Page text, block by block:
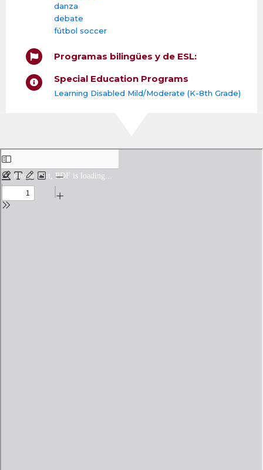
danza
debate
fútbol soccer
Programas bilingües y de ESL:
Special Education Programs
Learning Disabled Mild/Moderate (K-8th Grade)